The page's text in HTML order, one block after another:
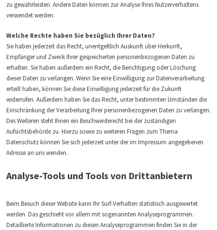
zu gewährleisten. Andere Daten können zur Analyse Ihres Nutzerverhaltens
verwendet werden.
Welche Rechte haben Sie bezüglich Ihrer Daten?
Sie haben jederzeit das Recht, unentgeltlich Auskunft über Herkunft,
Empfänger und Zweck Ihrer gespeicherten personenbezogenen Daten zu
erhalten. Sie haben außerdem ein Recht, die Berichtigung oder Löschung
dieser Daten zu verlangen. Wenn Sie eine Einwilligung zur Datenverarbeitung
erteilt haben, können Sie diese Einwilligung jederzeit für die Zukunft
widerrufen. Außerdem haben Sie das Recht, unter bestimmten Umständen die
Einschränkung der Verarbeitung Ihrer personenbezogenen Daten zu verlangen.
Des Weiteren steht Ihnen ein Beschwerderecht bei der zuständigen
Aufsichtsbehörde zu. Hierzu sowie zu weiteren Fragen zum Thema
Datenschutz können Sie sich jederzeit unter der im Impressum angegebenen
Adresse an uns wenden.
Analyse-Tools und Tools von Drittanbietern
Beim Besuch dieser Website kann Ihr Surf-Verhalten statistisch ausgewertet
werden. Das geschieht vor allem mit sogenannten Analyseprogrammen.
Detaillierte Informationen zu diesen Analyseprogrammen finden Sie in der